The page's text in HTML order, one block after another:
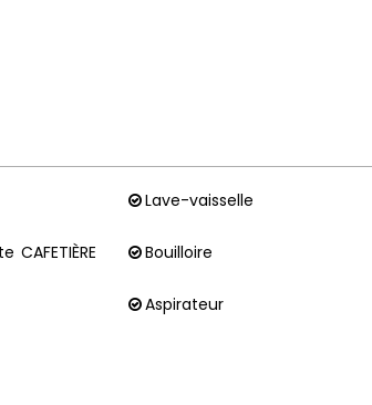
Lave-vaisselle
CAFETIÈRE
Bouilloire
Aspirateur